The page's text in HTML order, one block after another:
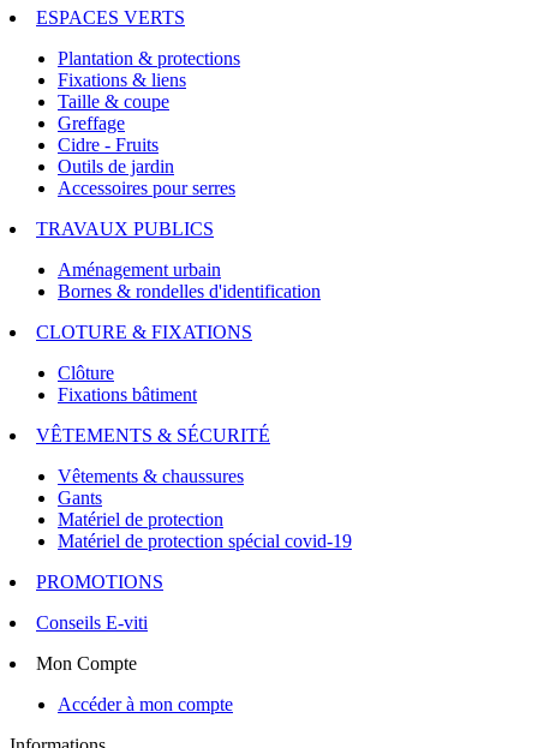
ESPACES VERTS
Plantation & protections
Fixations & liens
Taille & coupe
Greffage
Cidre - Fruits
Outils de jardin
Accessoires pour serres
TRAVAUX PUBLICS
Aménagement urbain
Bornes & rondelles d'identification
CLOTURE & FIXATIONS
Clôture
Fixations bâtiment
VÊTEMENTS & SÉCURITÉ
Vêtements & chaussures
Gants
Matériel de protection
Matériel de protection spécial covid-19
PROMOTIONS
Conseils E-viti
Mon Compte
Accéder à mon compte